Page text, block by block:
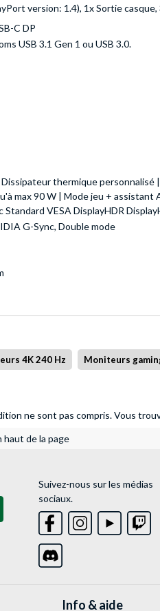
version: 1.4), 1x Sortie
C DP
USB 3.1 Gen 1 ou USB 3.0.
thermique
max 90 W | Mode jeu +
VESA DisplayHDR
G-Sync, Double mode
4K 240 Hz Moniteurs
ne sont pas compris.Vous
haut de la page
Suivez-nous sur les médias
sociaux.
Info & aide